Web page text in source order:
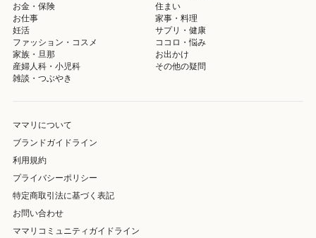
お金・保険
住まい
お仕事
家事・料理
妊活
サプリ・健康
ファッション・コスメ
ココロ・悩み
家族・旦那
お出かけ
産婦人科・小児科
その他の疑問
雑談・つぶやき
ママリについて
ブランドガイドライン
利用規約
プライバシーポリシー
特定商取引法に基づく表記
お問い合わせ
ママリコミュニティガイドライン